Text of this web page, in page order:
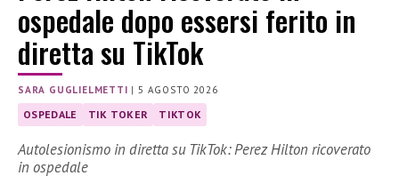
ospedale dopo essersi ferito in
diretta su TikTok
SARA GUGLIELMETTI | 5 AGOSTO 2026
OSPEDALE TIK TOKER TIKTOK
Autolesionismo in diretta su TikTok: Perez Hilton ricoverato
in ospedale